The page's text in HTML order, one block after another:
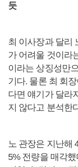
듯
최 이사장과 달리
가 어려울 것이라
이라는 상징성만
기다. 물론 최 회
다면 얘기가 달라
지 않다고 분석한
노 관장은 지난해
5% 전량을 매각